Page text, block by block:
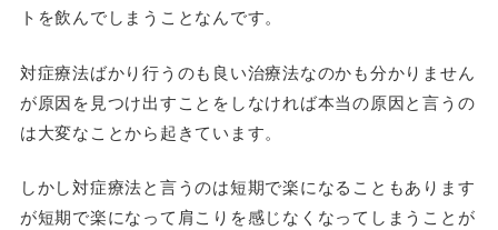
トを飲んでしまうことなんです。
対症療法ばかり行うのも良い治療法なのかも分かりません
が原因を見つけ出すことをしなければ本当の原因と言うの
は大変なことから起きています。
しかし対症療法と言うのは短期で楽になることもあります
が短期で楽になって肩こりを感じなくなってしまうことが